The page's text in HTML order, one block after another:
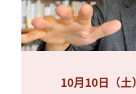
10月10日（土